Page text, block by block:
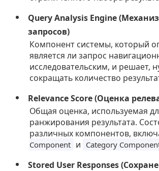
Query Analysis Engine
запросов)
Компонент системы, который
является ли запрос
исследовательским, и решает,
сокращать количество
Relevance Score (Оценка
Общая оценка, используемая
ранжирования результата.
различных компонентов,
Component и Category
Stored User Responses